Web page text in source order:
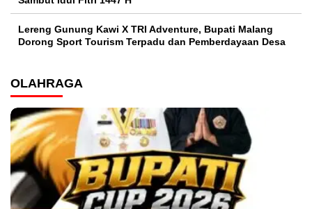
Lereng Gunung Kawi X TRI Adventure, Bupati Malang
Dorong Sport Tourism Terpadu dan Pemberdayaan Desa
OLAHRAGA